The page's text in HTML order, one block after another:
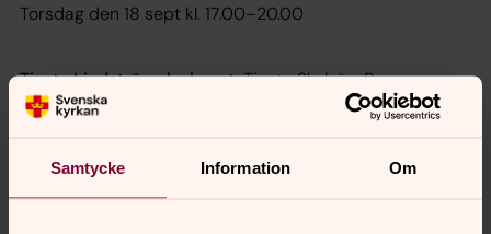
Samtycke Information Om
Torsdag den 18 sept kl. 17.00–20.00
Tjusta Lindströmska huset,Tjusta Skolväg, Bro
Lördag den 20 sept kl. 12.00–15.00